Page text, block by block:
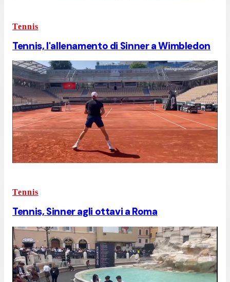
Tennis
Tennis, l'allenamento di Sinner a Wimbledon
Tennis
Tennis, Sinner agli ottavi a Roma